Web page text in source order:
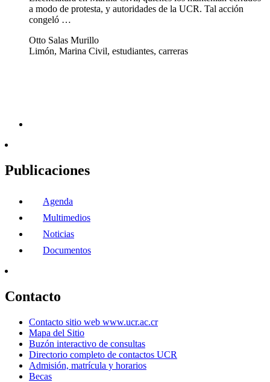
a modo de protesta, y autoridades de la UCR. Tal acción
congeló …
Otto Salas Murillo
Limón, Marina Civil, estudiantes, carreras
Publicaciones
Agenda
Multimedios
Noticias
Documentos
Contacto
Contacto sitio web www.ucr.ac.cr
Mapa del Sitio
Buzón interactivo de consultas
Directorio completo de contactos UCR
Admisión, matrícula y horarios
Becas